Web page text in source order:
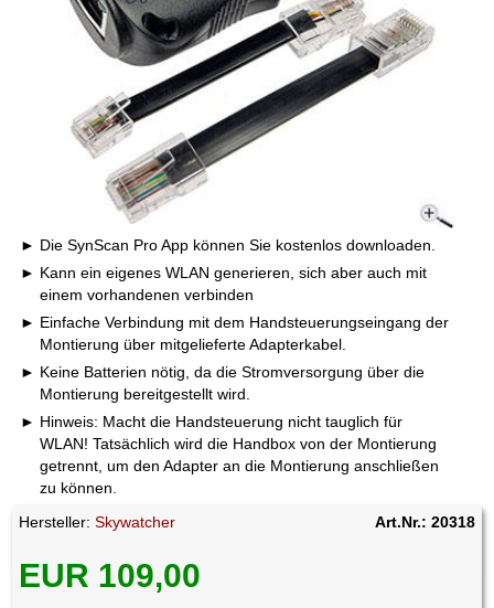
Die SynScan Pro App können Sie kostenlos downloaden.
Kann ein eigenes WLAN generieren, sich aber auch mit
einem vorhandenen verbinden
Einfache Verbindung mit dem Handsteuerungseingang der
Montierung über mitgelieferte Adapterkabel.
Keine Batterien nötig, da die Stromversorgung über die
Montierung bereitgestellt wird.
Hinweis: Macht die Handsteuerung nicht tauglich für
WLAN! Tatsächlich wird die Handbox von der Montierung
getrennt, um den Adapter an die Montierung anschließen
zu können.
Hersteller:Skywatcher Art.Nr.: 20318
EUR 109,00